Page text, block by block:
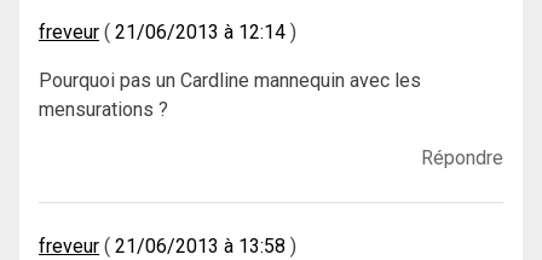
freveur 21/06/2013 à 12:14
Pourquoi pas un Cardline mannequin avec les
mensurations ?
Répondre
freveur 21/06/2013 à 13:58